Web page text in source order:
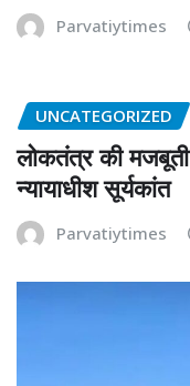
Parvatiytimes
UNCATEGORIZED
लोकतंत्र की
न्यायाधीश सूर्यकांत
Parvatiytimes